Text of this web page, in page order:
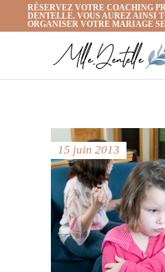
RÉSERVEZ VOTRE COACHING
DENTELLE. VOUS AUREZ AINSI
ORGANISER VOTRE MARIAGE
15 juin 2013